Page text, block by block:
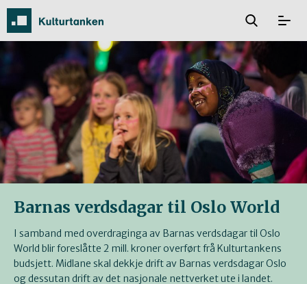
Barnas verdsdagar til Oslo World
I samband med overdraginga av Barnas verdsdagar til Oslo
World blir foreslåtte 2 mill. kroner overført frå Kulturtankens
budsjett. Midlane skal dekkje drift av Barnas verdsdagar Oslo
og dessutan drift av det nasjonale nettverket ute i landet.